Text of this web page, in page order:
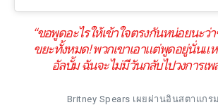
“ขอพูดอะไรให้เข้าใจตรงกันหน่อยนะว่
ขยะทั้งหมด! พวกเขาเอาแต่พูดอยู่นั่นแ
อัลบั้ม ฉันจะไม่มีวันกลับไปวงการเพ
Britney Spears เผยผ่านอินสตาแกร